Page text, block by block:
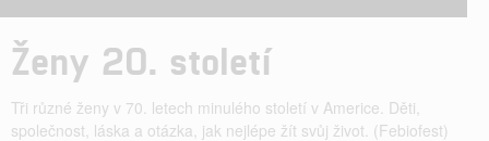
Ženy 20. století
Tři různé ženy v 70. letech minulého století v Americe. Děti,
společnost, láska a otázka, jak nejlépe žít svůj život. (Febiofest)